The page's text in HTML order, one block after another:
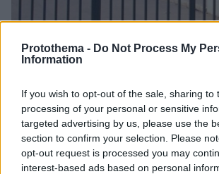
Protothema - Do Not Process My
Information
If you wish to opt-out of the sale, sharing to
processing of your personal or sensitive
targeted advertising by us, please use the
section to confirm your selection. Please
opt-out request is processed you may
interest-based ads based on personal
μαθητές για να σταματήσει η κατάληψη
Η μήνυση αφορά σε διατάραξη της
– Το σχολείο τελούσε υπό κατάληψη
εβδομάδα – Οι μαθητές και οι γονείς
στο Αστυνομικό Τμήμα
27.01.2024, 20:11